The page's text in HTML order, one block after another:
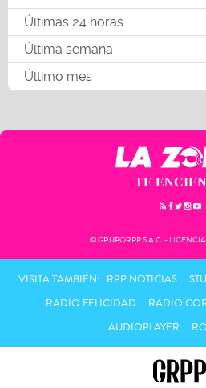
Últimas 24 horas
Última semana
Último mes
TE
© GRUPORPP S.A.C. -
VISITA TAMBIÉN: RPP NOTICIAS
RADIO FELICIDAD
RADIO
AUDIOPLAYER